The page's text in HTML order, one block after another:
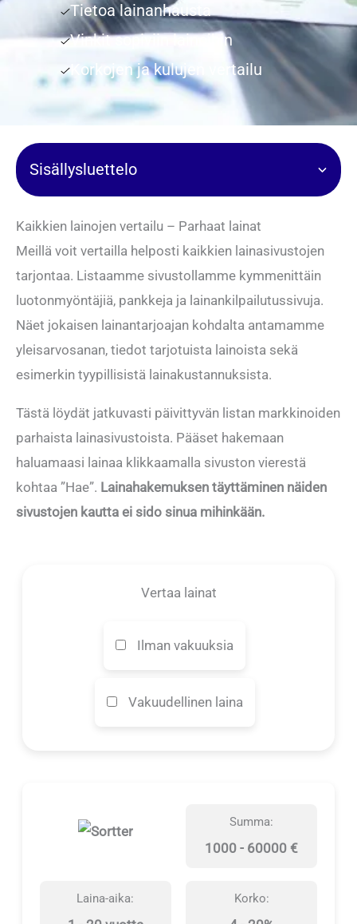
Tietoa lainanhausta
Vinkit sopiviin lainoihin
Korkojen ja kulujen vertailu
Sisällysluettelo
Kaikkien lainojen vertailu – Parhaat lainat
Meillä voit vertailla helposti kaikkien lainasivustojen
tarjontaa. Listaamme sivustollamme kymmenittäin
luotonmyöntäjiä, pankkeja ja lainankilpailutussivuja.
Näet jokaisen lainantarjoajan kohdalta antamamme
yleisarvosanan, tiedot tarjotuista lainoista sekä
esimerkin tyypillisistä lainakustannuksista.
Tästä löydät jatkuvasti päivittyvän listan markkinoiden
parhaista lainasivustoista. Pääset hakemaan
haluamaasi lainaa klikkaamalla sivuston vierestä
kohtaa ”Hae”. Lainahakemuksen täyttäminen näiden
sivustojen kautta ei sido sinua mihinkään.
Vertaa lainat
Ilman vakuuksia
Vakuudellinen laina
Summa:
1000 - 60000 €
Laina-aika: Korko: